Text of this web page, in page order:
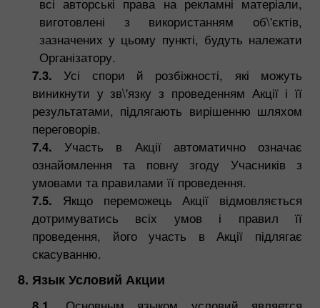
всі авторські права на рекламні матеріали,
виготовлені з використанням об\'єктів,
зазначених у цьому пункті, будуть належати
Організатору.
7.3. Усі спори й розбіжності, які можуть
виникнути у зв\'язку з проведенням Акції і її
результатами, підлягають вирішенню шляхом
переговорів.
7.4. Участь в Акції автоматично означає
ознайомлення та повну згоду Учасників з
умовами та правилами її проведення.
7.5. Якщо переможець Акції відмовляється
дотримуватись всіх умов і правил її
проведення, його участь в Акції підлягає
скасуванню.
8. Язык Условий Акции